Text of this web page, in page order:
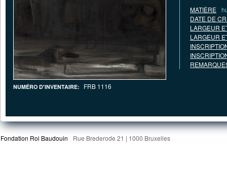
NUMÉRO D'INVENTAIRE: FRB 1116
MATIÈRE
DATE DE
LARGEUR
LARGEUR
Fondation Roi Baudouin Rue Brederode 21 | 1000 Bruxelles